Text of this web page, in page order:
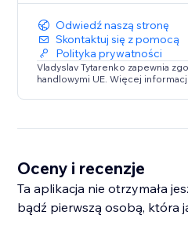
Odwiedź naszą stronę
Skontaktuj się z pomocą
Polityka prywatności
Vladyslav Tytarenko zapewnia
handlowymi UE. Więcej informacji
Oceny i recenzje
Ta aplikacja nie otrzymała
bądź pierwszą osobą, która